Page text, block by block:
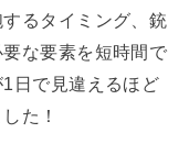
るタイミング、銃
な要素を短時間で
日で見違えるほど
た！